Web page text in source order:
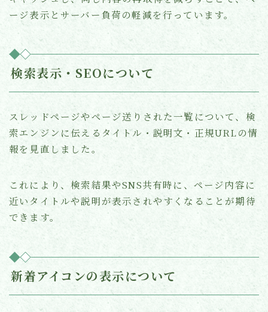
ージ表示とサーバー負荷の軽減を行っています。
検索表示・SEOについて
スレッドページやページ送りされた一覧について、検
索エンジンに伝えるタイトル・説明文・正規URLの情
報を見直しました。
これにより、検索結果やSNS共有時に、ページ内容に
近いタイトルや説明が表示されやすくなることが期待
できます。
新着アイコンの表示について